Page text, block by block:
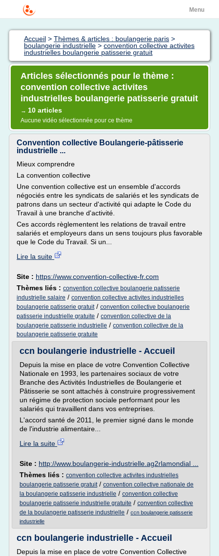
Menu
Accueil > Thèmes & articles : boulangerie paris >
boulangerie industrielle > convention collective activites
industrielles boulangerie patisserie gratuit
Articles sélectionnés pour le thème :
convention collective activites
industrielles boulangerie patisserie gratuit
→ 10 articles
Aucune vidéo sélectionnée pour ce thème
Convention collective Boulangerie-pâtisserie
industrielle ...
Mieux comprendre
La convention collective
Une convention collective est un ensemble d'accords
négociés entre les syndicats de salariés et les syndicats de
patrons dans un secteur d'activité qui adapte le Code du
Travail à une branche d'activité.
Ces accords règlementent les relations de travail entre
salariés et employeurs dans un sens toujours plus favorable
que le Code du Travail. Si un...
Lire la suite
Site : https://www.convention-collective-fr.com
Thèmes liés : convention collective boulangerie patisserie
industrielle salaire / convention collective activites industrielles
boulangerie patisserie gratuit/ convention collective boulangerie
patisserie industrielle gratuite / convention collective de la
boulangerie patisserie industrielle / convention collective de la
boulangerie patisserie gratuite
ccn boulangerie industrielle - Accueil
Depuis la mise en place de votre Convention Collective
Nationale en 1993, les partenaires sociaux de votre
Branche des Activités Industrielles de Boulangerie et
Pâtisserie se sont attachés à construire progressivement
un régime de protection sociale performant pour les
salariés qui travaillent dans vos entreprises.
L'accord santé de 2011, le premier signé dans le monde
de l'industrie alimentaire...
Lire la suite
Site : http://www.boulangerie-industrielle.ag2rlamondial ...
Thèmes liés : convention collective activites industrielles
boulangerie patisserie gratuit/ convention collective nationale de
la boulangerie patisserie industrielle / convention collective
boulangerie patisserie industrielle gratuite / convention collective
de la boulangerie patisserie industrielle / ccn boulangerie patisserie
industrielle
ccn boulangerie industrielle - Accueil
Depuis la mise en place de votre Convention Collective